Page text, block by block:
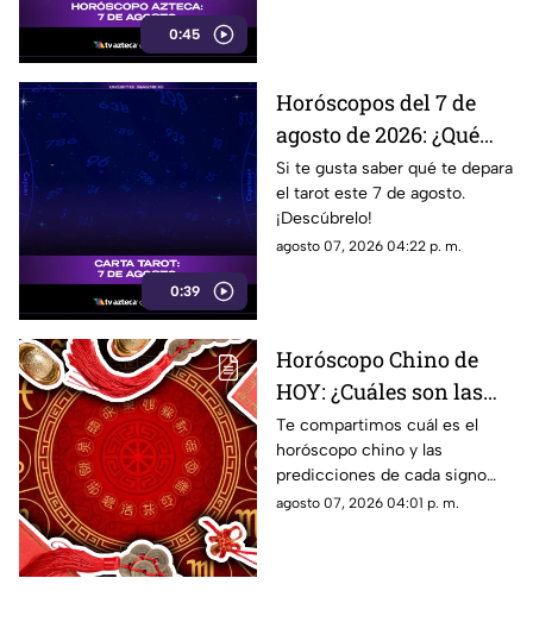
0:45
0:39
Horóscopos del 7 de
agosto de 2026: ¿Qué
revelan las cartas del
tarot?
Si te gusta saber qué te depara
el tarot este 7 de agosto.
¡Descúbrelo!
agosto 07, 2026 04:22 p. m.
Horóscopo Chino de
HOY: ¿Cuáles son las
predicciones de este 7
de agosto de 2026 para
cada signo del zodiaco?
Te compartimos cuál es el
horóscopo chino y las
predicciones de cada signo
para el día de hoy, viernes 7 de
agosto 07, 2026 04:01 p. m.